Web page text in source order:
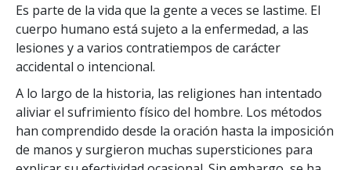
Es parte de la vida que la gente a veces se lastime. El
cuerpo humano está sujeto a la enfermedad, a las
lesiones y a varios contratiempos de carácter
accidental o intencional.
A lo largo de la historia, las religiones han intentado
aliviar el sufrimiento físico del hombre. Los métodos
han comprendido desde la oración hasta la imposición
de manos y surgieron muchas supersticiones para